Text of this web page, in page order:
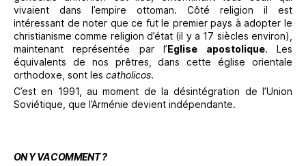
vivaient dans l’empire ottoman. Côté religion il est
intéressant de noter que ce fut le premier pays à adopter le
christianisme comme religion d’état (il y a 17 siècles environ),
maintenant représentée par l’Eglise apostolique. Les
équivalents de nos prêtres, dans cette église orientale
orthodoxe, sont les catholicos.
C’est en 1991, au moment de la désintégration de l’Union
Soviétique, que l’Arménie devient indépendante.
ON Y VA COMMENT ?